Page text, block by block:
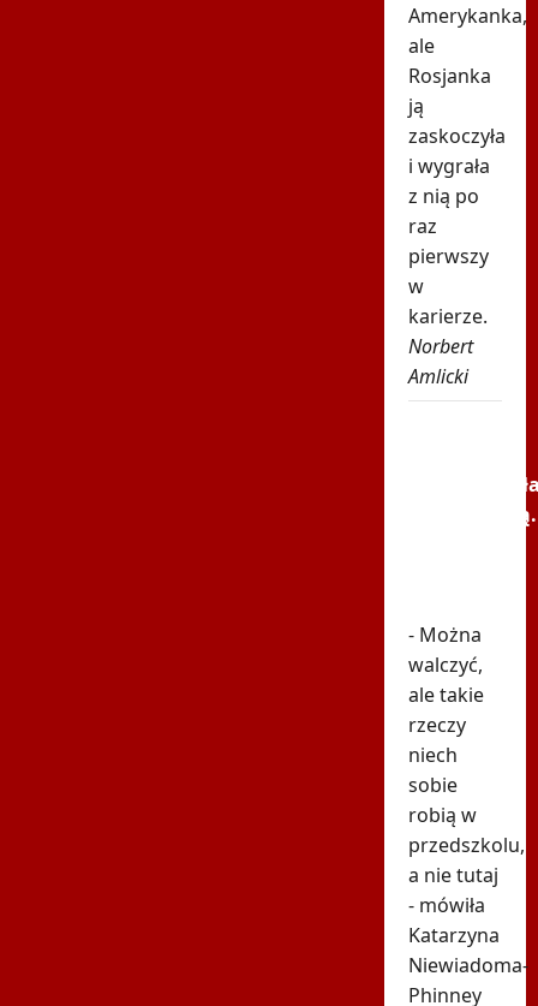
Amerykanka,
ale
Rosjanka
ją
zaskoczyła
i wygrała
z nią po
raz
pierwszy
w
karierze.
Norbert
Amlicki
Niewiadomą.
- Można
walczyć,
ale takie
rzeczy
niech
sobie
robią w
przedszkolu,
a nie tutaj
- mówiła
Katarzyna
Niewiadoma-
Phinney